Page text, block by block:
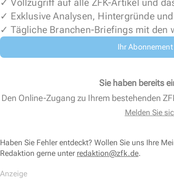
✓ Vollzugriff auf alle ZFK-Artikel und
✓ Exklusive Analysen, Hintergründe
✓ Tägliche Branchen-Briefings mit den
Ihr
Sie haben bereits
Den Online-Zugang zu Ihrem bestehenden
Melden Sie
Haben Sie Fehler entdeckt? Wollen Sie uns Ihre
Redaktion gerne unter redaktion@zfk.de.